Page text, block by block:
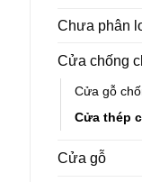
Chưa phân
Cửa chống
Cửa gỗ
Cửa thép
Cửa gỗ